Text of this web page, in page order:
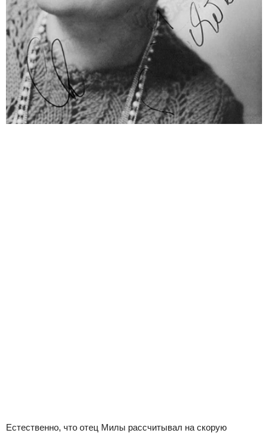
Естественно, что отец Милы рассчитывал на скорую